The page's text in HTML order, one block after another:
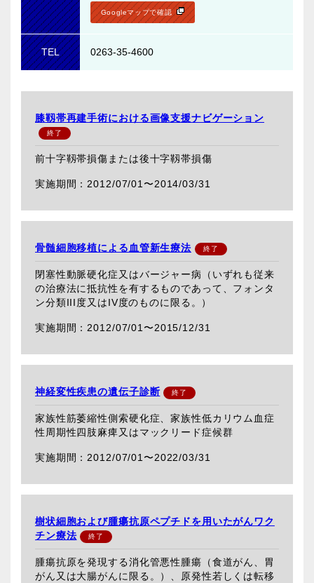
Googleマップで確認
TEL 0263-35-4600
膝靱帯再建手術における画像支援ナビゲーション
前十字靱帯損傷または後十字靱帯損傷
2012/07/01〜2014/03/31
骨髄細胞移植による血管新生療法
閉塞性動脈硬化症又はバージャー病（いずれも従来
の治療法に抵抗性を有するものであって、フォンタ
ン分類III度又はIV度のものに限る。）
2012/07/01〜2015/12/31
神経変性疾患の遺伝子診断
家族性筋萎縮性側索硬化症、家族性低カリウム血症
性周期性四肢麻痺又はマックリード症候群
2012/07/01〜2022/03/31
樹状細胞および腫瘍抗原ペプチドを用いたがんワク
チン療法
腫瘍抗原を発現する消化管悪性腫瘍（食道がん、胃
がん又は大腸がんに限る。）、原発性若しくは転移